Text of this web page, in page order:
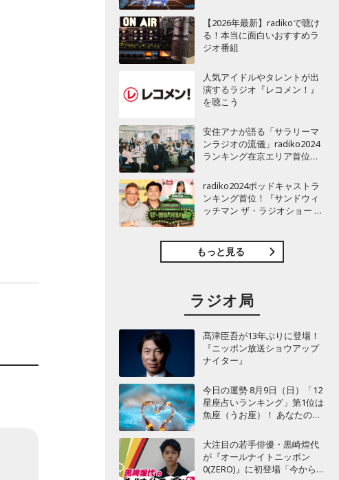
【2026年最新】radikoで聴け
る！本当に面白いおすすめラ
ジオ番組
人気アイドルやタレントが出
演するラジオ『レコメン！』
を聴こう
安住アナが語る「サラリーマ
ンラジオの流儀」radiko2024
ランキング在京エリア首位
曜天国』インタビュー
radiko2024ポッドキャストラ
ンキング首位！『サンドウィ
ッチマン ザ・ラジオショー サ
もっと見る
ラジオ局
髙津臣吾が13年ぶりに登場！
『ニッポン放送ショウアップ
ナイター』
今日の運勢 8月9日（日）「12
星座占いランキング」第1位は
魚座（うお座）！ あなたの星
大注目の若手俳優・黒崎煌代
が『オールナイトニッポン
0(ZERO)』に初登場「今からと